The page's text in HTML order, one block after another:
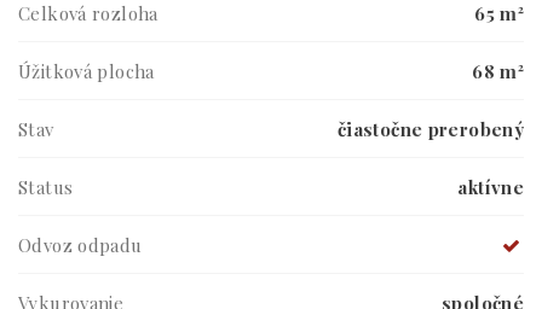
Celková rozloha 65 m²
Úžitková plocha 68 m²
Stav čiastočne prerobený
Status aktívne
Odvoz odpadu
Vykurovanie spoločné